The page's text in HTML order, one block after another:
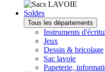
Soldes
Tous les départements
Instruments
Jeux
Dessin & bricolage
Sac lavoie
Papeterie,